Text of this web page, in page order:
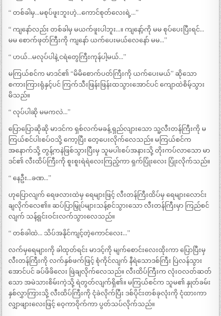
“ တစ်ခါမှ…မစုပ်ဖူးဘူးဟဲ့…ကောင်စုတ်လေးရဲ့…”
“ ကျနော်လည်း တစ်ခါမှ မယက်ဖူးပါဘူး…။ ကျနော့်ကို မမ စုပ်ပေးပြီးရင်…
မမ စောက်ဖုတ်ကြီးကို ကျနော် ယက်ပေးမယ်လေနော် မမ…”
“ ဟယ်…မလုပ်ပါနဲ့ ငရဲတွေကြီးကုန်ပါ့မယ်…”
မကြယ်စင်က မာဒင်၏ “မိမိစောက်ပတ်ကြီးကို ယက်ပေးမယ်” ဆိုသော
စကားကြားရုံနှင့်ပင် ကြက်သီးဖြန်းဖြန်းထသွားအောင်ပင် ကျောထဲစိမ့်သွား
မိသည်။
“ လုပ်ပါဆို မမကလဲ…”
ပြောပြောဆိုဆို မာဒင်က ရှစ်လက်မခန့် ရှည်လျားသော သူ့လီးတန်ကြီးကို မ
ကြယ်စင်ပါးစပ်ဝသို့ ကော့ပြီး တေ့ပေးလိုက်လေသည်။ မကြယ်စင်က
အနောက်သို့ တွန့်ကနဲဖြစ်သွားပြီးမှ သူမပါးစပ်အနားသို့ တိုးကပ်လာသော မာ
ဒင်၏ လီးထိပ်ကြီးကို စူးစူးရဲရဲလေးကြည့်ကာ ရှက်ပြုံးလေး ပြုံးလိုက်သည်။
“ နေဦး…ခဏ…”
ဟုပြောလျက် ရေဖလားထဲမှ ရေများဖြင့် လီးတန်ကြီးထိပ်မှ ရေများလောင်း
ချလိုက်လေ၏။ ဆပ်ပြာမြှုပ်များသန့်စင်သွားသော လီးတန်ကြီးမှာ ကြည်စင်
လျက် သန့်ရှင်းဝင်းလက်သွားလေသည်။
“ တစ်ခါထဲ… သိပ်အနိုင်ကျင့်တဲ့ကောင်လေး…”
လက်မှရေများကို ခါထုတ်ရင်း မာဒင့်ကို မျက်စောင်းလေးထိုးကာ ပြောပြီးမှ
လီးတန်ကြီးကို လက်နှစ်ဖက်ဖြင့် စုံကိုင်လျက် နီရဲသောဒစ်ကြီး ပြဲလန်သွား
အောင်ပင် ခပ်ဖိဖိလေး ဖြဲချလိုက်လေသည်။ လီးထိပ်ကြီးက လုံးဝလတ်ဆတ်
သော အမဲသားစိမ်းကဲ့သို့ ရဲတွတ်လျက်ရှိ၏။ မကြယ်စင်က သူမ၏ နှုတ်ခမ်း
နှစ်လွှာကြားသို့ လီးထိပ်ကြီးကို ငုံခဲလိုက်ပြီး ဒစ်ပိုင်းတစ်ခုလုံးကို ငုံထားကာ
လျှာဖျားလေးဖြင့် ဝေ့ကာဝိုက်ကာ ပွတ်သပ်လိုက်သည်။